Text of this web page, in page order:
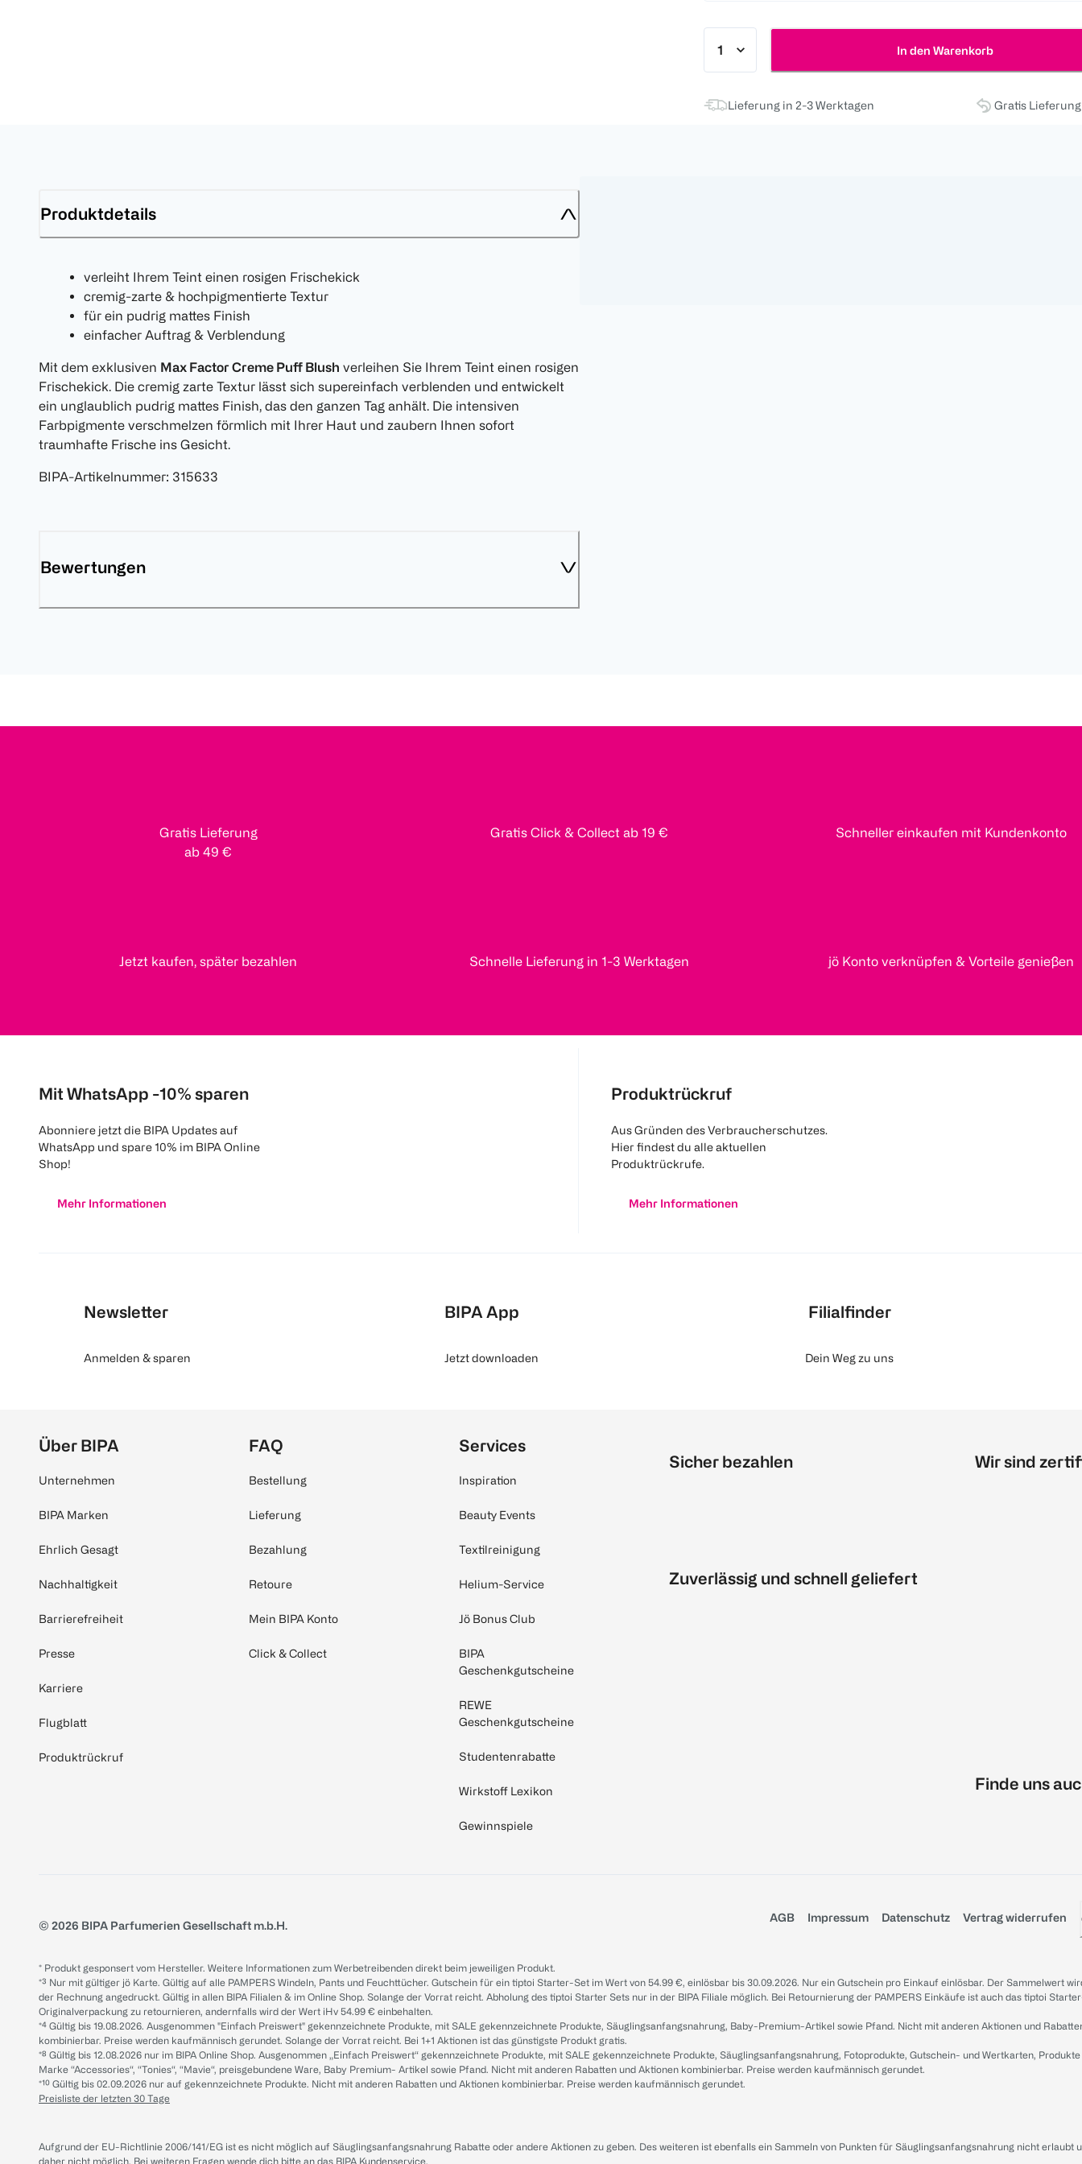
In den Warenkorb
Lieferung in 2-3 Werktagen Gratis
Produktdetails
verleiht Ihrem Teint einen rosigen Frischekick
cremig-zarte & hochpigmentierte Textur
für ein pudrig mattes Finish
einfacher Auftrag & Verblendung
Mit dem exklusiven Max Factor Creme Puff Blush verleihen Sie Ihrem Teint einen rosigen
Frischekick. Die cremig zarte Textur lässt sich supereinfach verblenden und entwickelt
ein unglaublich pudrig mattes Finish, das den ganzen Tag anhält. Die intensiven
Farbpigmente verschmelzen förmlich mit Ihrer Haut und zaubern Ihnen sofort
traumhafte Frische ins Gesicht.
BIPA-Artikelnummer: 315633
Bewertungen
Gratis Lieferung
ab 49 €
Gratis Click & Collect ab 19 € Schneller einkaufen mit Kundenkonto
Jetzt kaufen, später bezahlen Schnelle Lieferung in 1-3 Werktagen jö Konto verknüpfen & Vorteile genießen
Mit WhatsApp -10% sparen
Abonniere jetzt die BIPA Updates auf
WhatsApp und spare 10% im BIPA Online
Shop!
Mehr Informationen
Produktrückruf
Aus Gründen des Verbraucherschutzes.
Hier findest du alle aktuellen
Produktrückrufe.
Mehr Informationen
Newsletter
Anmelden & sparen
BIPA App
Jetzt downloaden
Filialfinder
Dein Weg zu uns
Über BIPA
Unternehmen
BIPA Marken
Ehrlich Gesagt
Nachhaltigkeit
Barrierefreiheit
Presse
Karriere
Flugblatt
Produktrückruf
FAQ
Bestellung
Lieferung
Bezahlung
Retoure
Mein BIPA Konto
Click & Collect
Services
Inspiration
Beauty Events
Textilreinigung
Helium-Service
Jö Bonus Club
BIPA
Geschenkgutscheine
REWE
Geschenkgutscheine
Studentenrabatte
Wirkstoff Lexikon
Gewinnspiele
Sicher bezahlen
Zuverlässig und schnell geliefert
Wir sind
Finde uns
© 2026 BIPA Parfumerien Gesellschaft m.b.H.
AGB Impressum Datenschutz Vertrag widerrufen
* Produkt gesponsert vom Hersteller. Weitere Informationen zum Werbetreibenden direkt beim jeweiligen Produkt.
*³ Nur mit gültiger jö Karte. Gültig auf alle PAMPERS Windeln, Pants und Feuchttücher. Gutschein für ein tiptoi Starter-Set im Wert von 54.99 €, einlösbar bis 30.09.2026. Nur ein Gutschein pro Einkauf einlösbar. Der Sammelwert
der Rechnung angedruckt. Gültig in allen BIPA Filialen & im Online Shop. Solange der Vorrat reicht. Abholung des tiptoi Starter Sets nur in der BIPA Filiale möglich. Bei Retournierung der PAMPERS Einkäufe ist auch das tiptoi
Originalverpackung zu retournieren, andernfalls wird der Wert iHv 54.99 € einbehalten.
*⁴ Gültig bis 19.08.2026. Ausgenommen "Einfach Preiswert" gekennzeichnete Produkte, mit SALE gekennzeichnete Produkte, Säuglingsanfangsnahrung, Baby-Premium-Artikel sowie Pfand. Nicht mit anderen Aktionen und
kombinierbar. Preise werden kaufmännisch gerundet. Solange der Vorrat reicht. Bei 1+1 Aktionen ist das günstigste Produkt gratis.
*⁸ Gültig bis 12.08.2026 nur im BIPA Online Shop. Ausgenommen „Einfach Preiswert“ gekennzeichnete Produkte, mit SALE gekennzeichnete Produkte, Säuglingsanfangsnahrung, Fotoprodukte, Gutschein- und Wertkarten,
Marke “Accessories“, “Tonies“, “Mavie“, preisgebundene Ware, Baby Premium- Artikel sowie Pfand. Nicht mit anderen Rabatten und Aktionen kombinierbar. Preise werden kaufmännisch gerundet.
*¹⁰ Gültig bis 02.09.2026 nur auf gekennzeichnete Produkte. Nicht mit anderen Rabatten und Aktionen kombinierbar. Preise werden kaufmännisch gerundet.
Preisliste der letzten 30 Tage
Aufgrund der EU-Richtlinie 2006/141/EG ist es nicht möglich auf Säuglingsanfangsnahrung Rabatte oder andere Aktionen zu geben. Des weiteren ist ebenfalls ein Sammeln von Punkten für Säuglingsanfangsnahrung nicht erlaubt
daher nicht möglich. Bei weiteren Fragen wende dich bitte an das BIPA Kundenservice.